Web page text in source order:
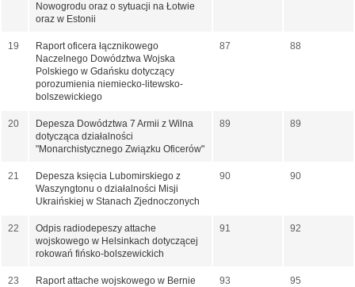
Nowogrodu oraz o sytuacji na Łotwie
oraz w Estonii
19
Raport oficera łącznikowego
Naczelnego Dowództwa Wojska
Polskiego w Gdańsku dotyczący
porozumienia niemiecko-litewsko-
bolszewickiego
87 88
20
Depesza Dowództwa 7 Armii z Wilna
dotycząca działalności
"Monarchistycznego Związku Oficerów"
89 89
21
Depesza księcia Lubomirskiego z
Waszyngtonu o działalności Misji
Ukraińskiej w Stanach Zjednoczonych
90 90
22
Odpis radiodepeszy attache
wojskowego w Helsinkach dotyczącej
rokowań fińsko-bolszewickich
91 92
23
Raport attache wojskowego w Bernie
93 95